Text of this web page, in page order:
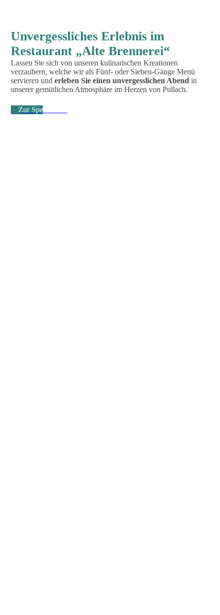
Unvergessliches Erlebnis im
Restaurant „Alte Brennerei“
Lassen Sie sich von unseren kulinarischen Kreationen
verzaubern, welche wir als Fünf- oder Sieben-Gänge Menü
servieren underleben Sie einen unvergesslichen Abend in
unserer gemütlichen Atmosphäre im Herzen von Pullach.
Zur Speisekarte